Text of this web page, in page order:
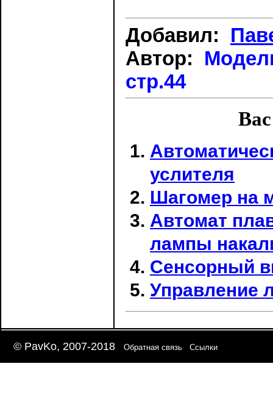
Добавил:
Автор:
стр.44
услителя
Шагомер на
Автомат
лампы
Сенсорный
Управление
© PavKo, 2007-2018 Обратная связь Ссылки